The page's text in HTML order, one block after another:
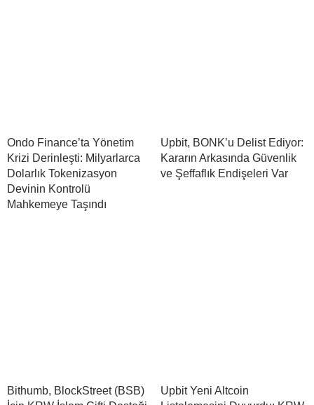
Ondo Finance’ta Yönetim
Krizi Derinleşti: Milyarlarca
Dolarlık Tokenizasyon
Devinin Kontrolü
Mahkemeye Taşındı
Upbit, BONK’u Delist Ediyor:
Kararın Arkasında Güvenlik
ve Şeffaflık Endişeleri Var
Bithumb, BlockStreet (BSB)
Upbit Yeni Altcoin